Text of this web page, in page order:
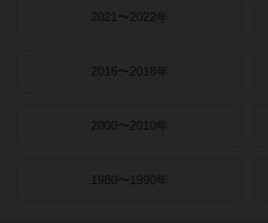
2021〜2022年
2016〜2018年
2000〜2010年
1980〜1990年